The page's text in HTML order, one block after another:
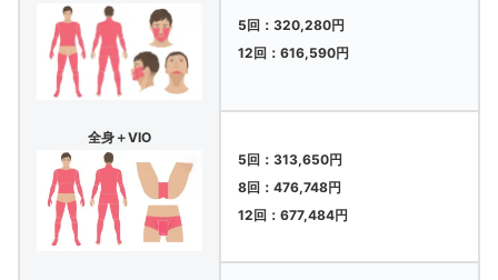
5回：320,280円
12回：616,590円
全身＋VIO
5回：313,650円
8回：476,748円
12回：677,484円